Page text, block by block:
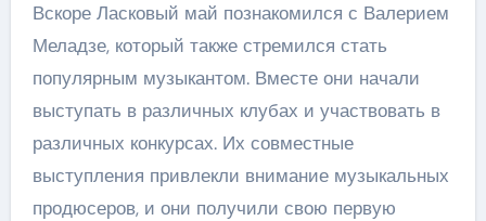
Вскоре Ласковый май познакомился с Валерием
Меладзе, который также стремился стать
популярным музыкантом. Вместе они начали
выступать в различных клубах и участвовать в
различных конкурсах. Их совместные
выступления привлекли внимание музыкальных
продюсеров, и они получили свою первую